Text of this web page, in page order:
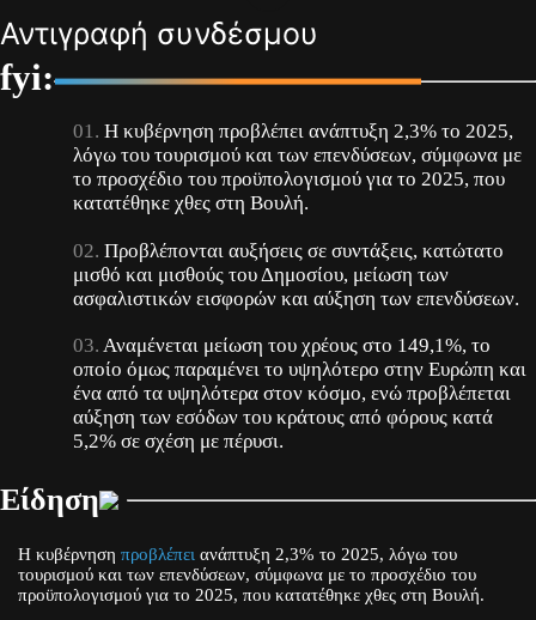
Αντιγραφή συνδέσμου
fyi:
Η κυβέρνηση προβλέπει ανάπτυξη 2,3% το 2025,
λόγω του τουρισμού και των επενδύσεων, σύμφωνα με
το προσχέδιο του προϋπολογισμού για το 2025, που
κατατέθηκε χθες στη Βουλή.
Προβλέπονται αυξήσεις σε συντάξεις, κατώτατο
μισθό και μισθούς του Δημοσίου, μείωση των
ασφαλιστικών εισφορών και αύξηση των επενδύσεων.
Αναμένεται μείωση του χρέους στο 149,1%, το
οποίο όμως παραμένει το υψηλότερο στην Ευρώπη και
ένα από τα υψηλότερα στον κόσμο, ενώ προβλέπεται
αύξηση των εσόδων του κράτους από φόρους κατά
5,2% σε σχέση με πέρυσι.
Είδηση
Η κυβέρνησηπροβλέπει ανάπτυξη 2,3% το 2025, λόγω του
τουρισμού και των επενδύσεων, σύμφωνα με το προσχέδιο του
προϋπολογισμού για το 2025, που κατατέθηκε χθες στη Βουλή.